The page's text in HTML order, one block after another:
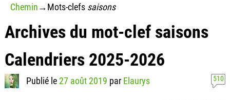
Chemin→Mots-clefs saisons
Archives du mot-clef saisons
Calendriers 2025-2026
Publié le 27 août 2019 par Elaurys 510